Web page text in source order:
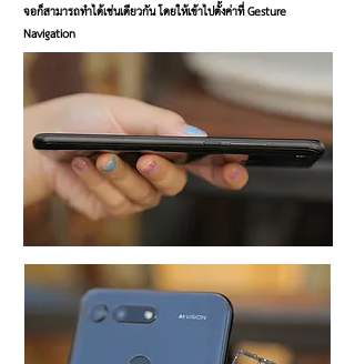
จอก็สามารถทำได้เช่นเดียวกัน โดยให้เข้าไปตั้งค่าที่ Gesture
Navigation